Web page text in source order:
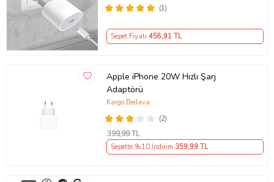
(1)
Sepet Fiyatı 458,91 TL
Apple iPhone 20W Hızlı Şarj
Adaptörü
(2)
Kargo Bedava
399,99 TL
Sepette %10 İndirim 359,99 TL